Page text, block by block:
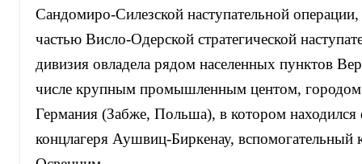
Сандомиро-Силезской наступательной операции,
частью Висло-Одерской стратегической
дивизия овладела рядом населенных пунктов
числе крупным промышленным центом, городом
Германия (Забже, Польша), в котором находился
концлагеря Аушвиц-Биркенау, вспомогательный